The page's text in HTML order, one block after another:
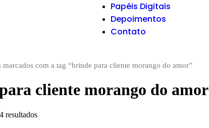
Papéis Digitais
Depoimentos
Contato
marcados com a tag “brinde para cliente morango do amor”
cliente morango do amor
resultados